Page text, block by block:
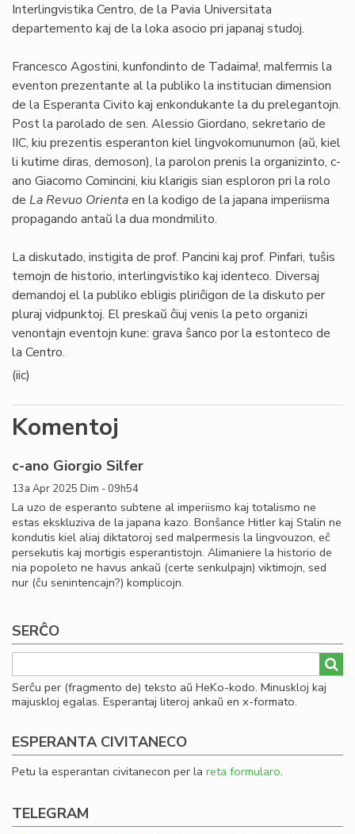
Interlingvistika Centro, de la Pavia Universitata
departemento kaj de la loka asocio pri japanaj studoj.
Francesco Agostini, kunfondinto de Tadaima!, malfermis la
eventon prezentante al la publiko la institucian dimension
de la Esperanta Civito kaj enkondukante la du prelegantojn.
Post la parolado de sen. Alessio Giordano, sekretario de
IIC, kiu prezentis esperanton kiel lingvokomunumon (aŭ, kiel
li kutime diras, demoson), la parolon prenis la organizinto, c-
ano Giacomo Comincini, kiu klarigis sian esploron pri la rolo
de La Revuo Orientaen la kodigo de la japana imperiisma
propagando antaŭ la dua mondmilito.
La diskutado, instigita de prof. Pancini kaj prof. Pinfari, tuŝis
temojn de historio, interlingvistiko kaj identeco. Diversaj
demandoj el la publiko ebligis pliriĉigon de la diskuto per
pluraj vidpunktoj. El preskaŭ ĉiuj venis la peto organizi
venontajn eventojn kune: grava ŝanco por la estonteco de
la Centro.
(iic)
Komentoj
c-ano Giorgio Silfer
13a Apr 2025 Dim - 09h54
La uzo de esperanto subtene al imperiismo kaj totalismo ne
estas ekskluziva de la japana kazo. Bonŝance Hitler kaj Stalin ne
kondutis kiel aliaj diktatoroj sed malpermesis la lingvouzon, eĉ
persekutis kaj mortigis esperantistojn. Alimaniere la historio de
nia popoleto ne havus ankaŭ (certe senkulpajn) viktimojn, sed
nur (ĉu senintencajn?) komplicojn.
SERĈO
Serĉu per (fragmento de) teksto aŭ HeKo-kodo. Minuskloj kaj
majuskloj egalas. Esperantaj literoj ankaŭ en x-formato.
ESPERANTA CIVITANECO
Petu la esperantan civitanecon per la reta formularo.
TELEGRAM